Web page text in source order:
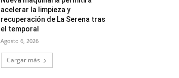
acelerar la limpieza y
recuperación de La Serena tras
el temporal
Agosto 6, 2026
Cargar más